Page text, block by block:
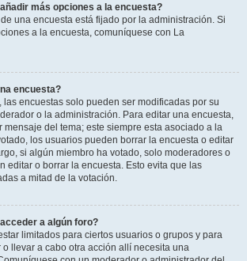
más opciones a la encuesta?
una encuesta está fijado por la administración. Si
a la encuesta, comuníquese con La
encuesta?
encuestas solo pueden ser modificadas por su
o la administración. Para editar una encuesta,
mensaje del tema; este siempre esta asociado a la
los usuarios pueden borrar la encuesta o editar
si algún miembro ha votado, solo moderadores o
editar o borrar la encuesta. Esto evita que las
a mitad de la votación.
a algún foro?
limitados para ciertos usuarios o grupos y para
o llevar a cabo otra acción allí necesita una